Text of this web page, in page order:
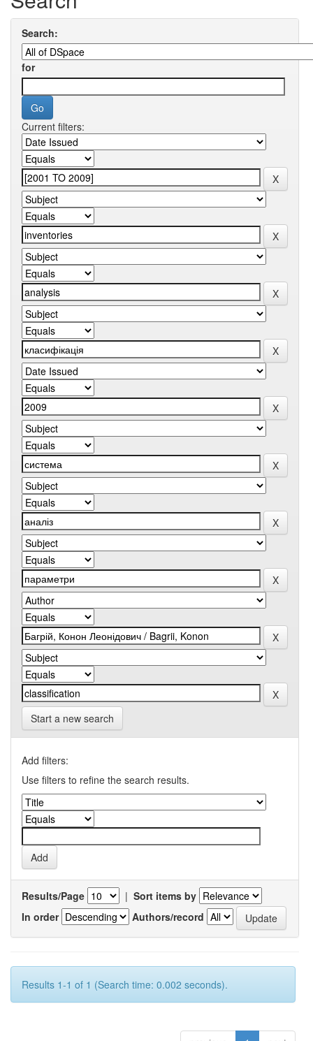
Search:
for
Current filters:
Start a new search
Add filters:
Use filters to refine the search results.
Results/Page | Sort items by
In order
Authors/record
Results 1-1 of 1 (Search time: 0.002 seconds).